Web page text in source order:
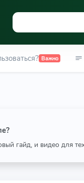
Важно
гайд, и видео для